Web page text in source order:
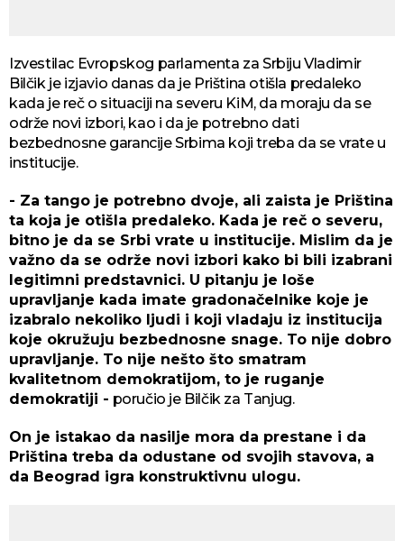
Izvestilac Evropskog parlamenta za Srbiju Vladimir
Bilčik je izjavio danas da je Priština otišla predaleko
kada je reč o situaciji na severu KiM, da moraju da se
održe novi izbori, kao i da je potrebno dati
bezbednosne garancije Srbima koji treba da se vrate u
institucije.
- Za tango je potrebno dvoje, ali zaista je Priština
ta koja je otišla predaleko. Kada je reč o severu,
bitno je da se Srbi vrate u institucije. Mislim da je
važno da se održe novi izbori kako bi bili izabrani
legitimni predstavnici. U pitanju je loše
upravljanje kada imate gradonačelnike koje je
izabralo nekoliko ljudi i koji vladaju iz institucija
koje okružuju bezbednosne snage. To nije dobro
upravljanje. To nije nešto što smatram
kvalitetnom demokratijom, to je ruganje
demokratiji - poručio je Bilčik za Tanjug.
On je istakao da nasilje mora da prestane i da
Priština treba da odustane od svojih stavova, a
da Beograd igra konstruktivnu ulogu.